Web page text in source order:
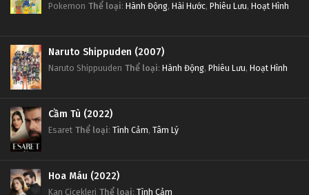
Pokemon Thể loại: Hành Động, Hài Hước, Phiêu Lưu, Hoạt Hình
Naruto Shippuden (2007)
Naruto Shippuuden Thể loại: Hành Động, Phiêu Lưu, Hoạt Hình
Cầm Tù (2022)
Esaret Thể loại: Tình Cảm, Tâm Lý
Hoa Máu (2022)
Kan Cicekleri Thể loại: Tình Cảm